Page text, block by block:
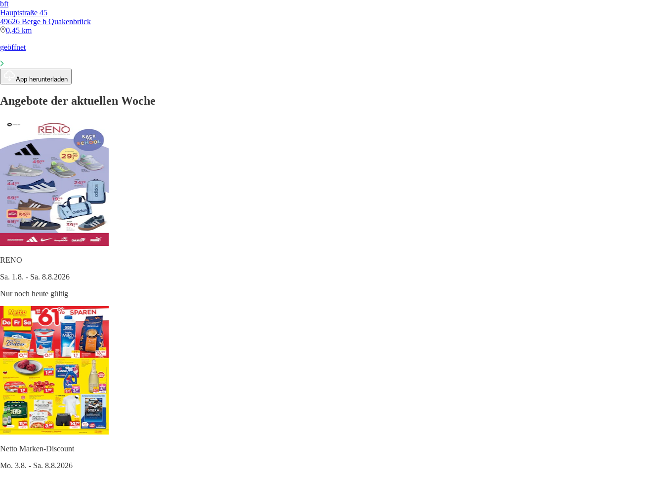
bft
Hauptstraße 45
49626 Berge b Quakenbrück
0,45 km
geöffnet
App herunterladen
Angebote der aktuellen Woche
RENO
Sa. 1.8. - Sa. 8.8.2026
Nur noch heute gültig
Netto Marken-Discount
Mo. 3.8. - Sa. 8.8.2026